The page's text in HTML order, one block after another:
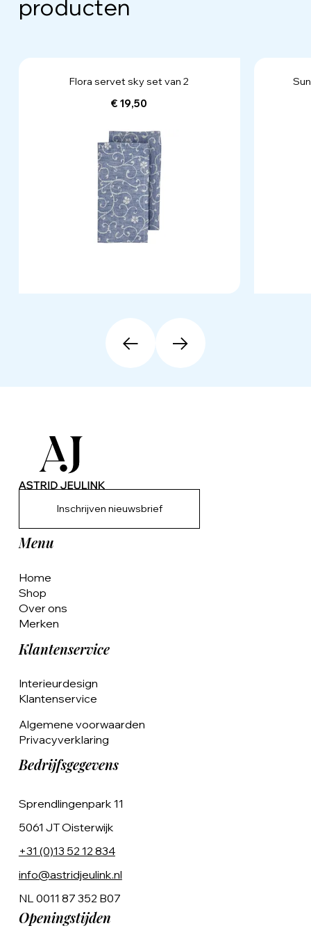
producten
Flora servet sky set van 2
€ 19,50
Inschrijven nieuwsbrief
Menu
Home
Shop
Over ons
Merken
Klantenservice
Interieurdesign
Klantenservice
Algemene voorwaarden
Privacyverklaring
Bedrijfsgegevens
Sprendlingenpark 11
5061 JT Oisterwijk
+31 (0)13 52 12 834
info@astridjeulink.nl
NL 0011 87 352 B07
Openingstijden